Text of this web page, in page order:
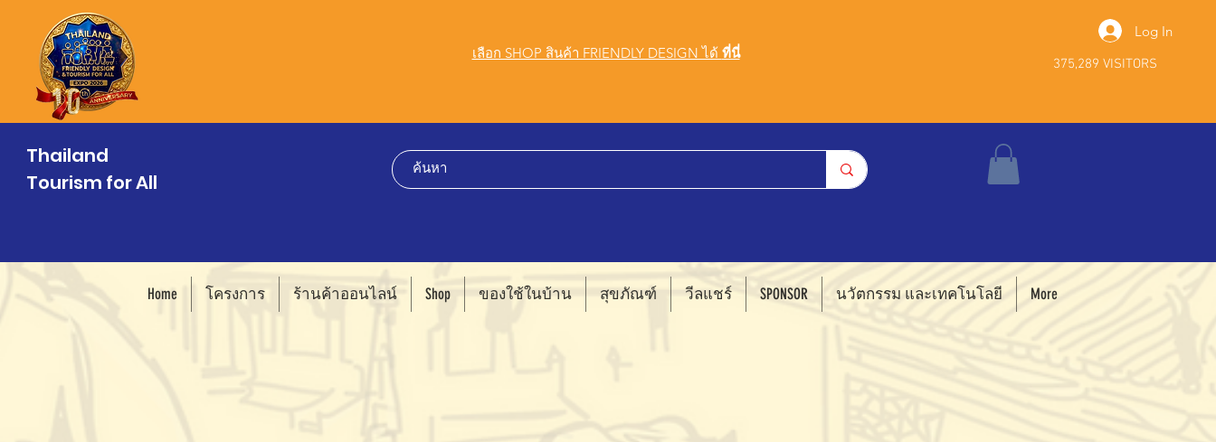
เลือก SHOP สินค้า FRIENDLY DESIGN ได้ ที่นี่
Log In
375,289 VISITORS
Thailand
Tourism for All
Home โครงการ ร้านค้าออนไลน์ Shop ของใช้ในบ้าน สุขภัณฑ์ วีลแชร์ SPONSOR นวัตกรรม และเทคโนโลยี More